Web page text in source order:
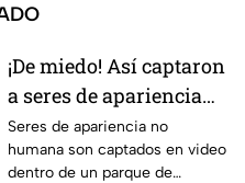
¡De miedo! Así captaron
a seres de apariencia
no humana en famoso
parque de México
Seres de apariencia no
humana son captados en video
dentro de un parque de